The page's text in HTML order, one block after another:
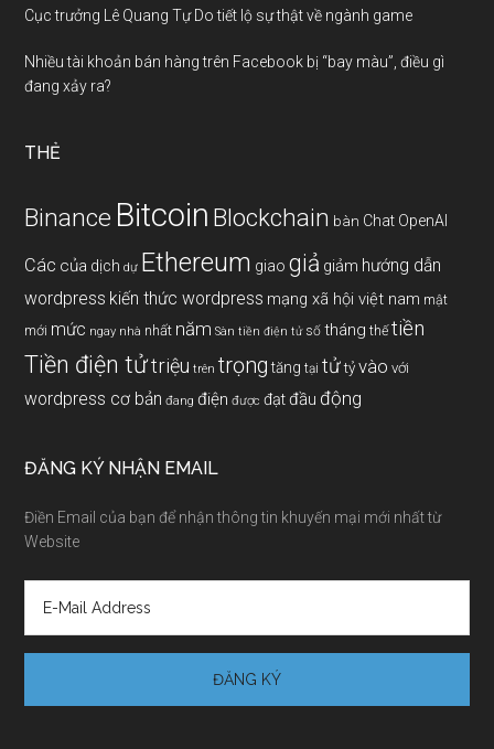
Cục trưởng Lê Quang Tự Do tiết lộ sự thật về ngành game
Nhiều tài khoản bán hàng trên Facebook bị “bay màu”, điều gì
đang xảy ra?
THẺ
Binance Bitcoin Blockchain bàn Chat OpenAI
Các của dịch dự Ethereum giao giả giảm hướng dẫn
wordpress kiến thức wordpress mạng xã hội việt nam mật
mới mức ngay nhà nhất năm Sàn tiền điện tử số tháng thế tiền
Tiền điện tửtriệu trên trọng tăng tại tử tỷ vào với
wordpress cơ bản đang điện được đạtđầu động
ĐĂNG KÝ NHẬN EMAIL
Điền Email của bạn để nhận thông tin khuyến mại mới nhất từ
Website